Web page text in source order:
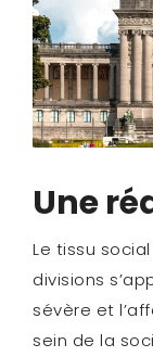
Une
Le tissu
divisions
sévère et
sein de la